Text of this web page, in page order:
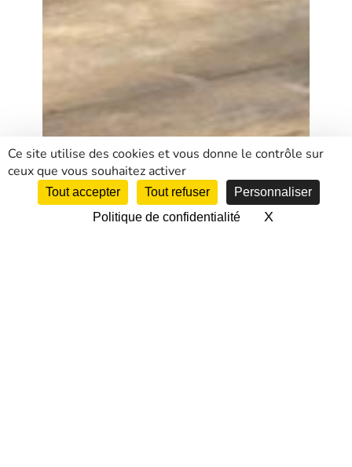
Ce site utilise des cookies et vous donne le contrôle sur
ceux que vous souhaitez activer
Tout accepter Tout refuser
Personnaliser
Politique de confidentialité
XMasquer le